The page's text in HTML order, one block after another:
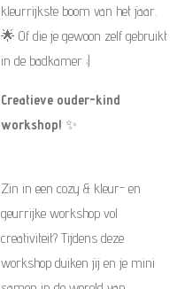
kleurrijkste boom van het jaar.
🌟 Of die je gewoon zelf gebruikt
in de badkamer ;)
Creatieve ouder-kind
workshop! ✨
Zin in een cozy & kleur- en
geurrijke workshop vol
creativiteit? Tijdens deze
workshop duiken jij en je mini